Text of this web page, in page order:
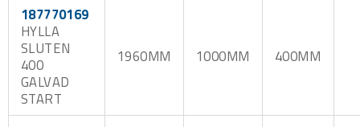
187770169
HYLLA
SLUTEN
400
GALVAD
START
1960MM 1000MM 400MM